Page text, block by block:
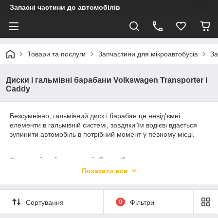
Запасні частини до автомобілів
Товари та послуги Запчастини для мікроавтобусів
Диски і гальмівні барабани Volkswagen Transporter і
Caddy
Безсумнівно, гальмівний диск і барабан це невід'ємні
елементи в гальмівній системі, завдяки їм водієві вдається
зупинити автомобіль в потрібний момент у певному місці.
Гальмівні диски і барабани для
Volkswagen Transporter і Caddy
Предлагаю разобраться по какому «сценарию» совершается
торможение транспортного средства, и какая роль в это
Показати все
Сортування 0 Фільтри